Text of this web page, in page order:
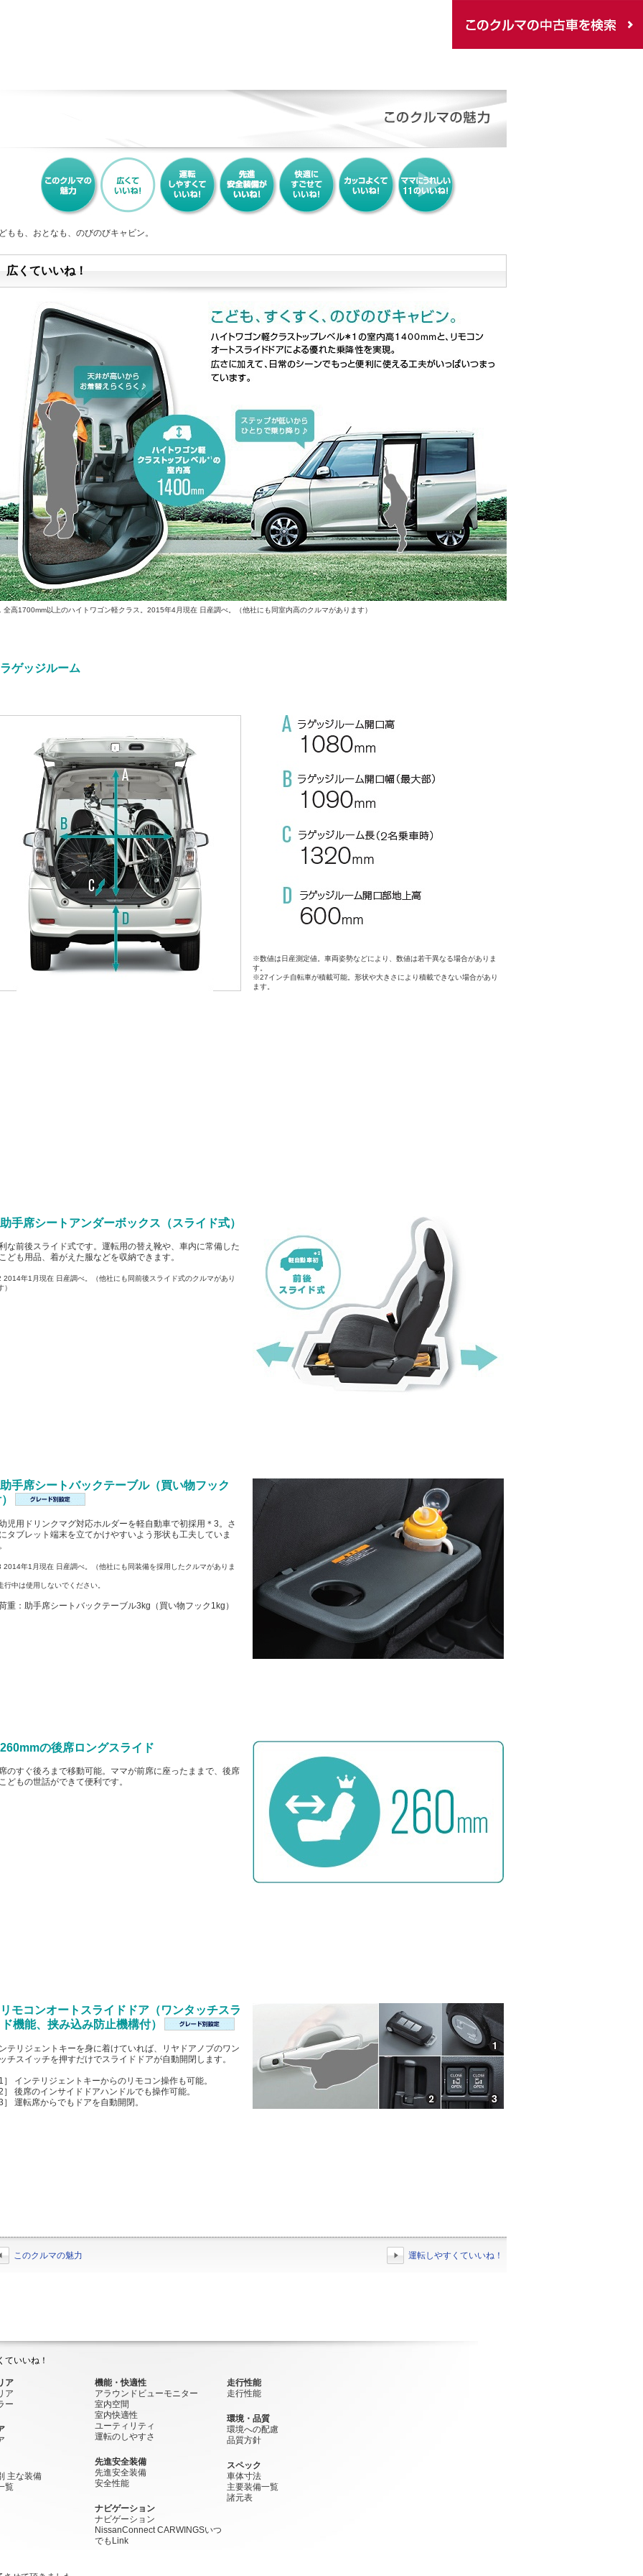
もも、おとなも、のびのびキャビン。
広くていいね！
全高1700mm以上のハイトワゴン軽クラス。2015年4月現在 日産調べ。（他社にも同室内高のクルマがあります）
ゲッジルーム
※数値は日産測定値。車両姿勢などにより、数値は若干異なる場合がありま
す。
※27インチ自転車が積載可能。形状や大きさにより積載できない場合があり
ます。
手席シートアンダーボックス（スライド式）
な前後スライド式です。運転用の替え靴や、車内に常備した
ども用品、着がえた服などを収納できます。
2014年1月現在 日産調べ。（他社にも同前後スライド式のクルマがあり
）
手席シートバックテーブル（買い物フック
児用ドリンクマグ対応ホルダーを軽自動車で初採用＊3。さ
タブレット端末を立てかけやすいよう形状も工夫していま
2014年1月現在 日産調べ。（他社にも同装備を採用したクルマがありま
中は使用しないでください。
重：助手席シートバックテーブル3kg（買い物フック1kg）
の後席ロングスライド
のすぐ後ろまで移動可能。ママが前席に座ったままで、後席
どもの世話ができて便利です。
モコンオートスライドドア（ワンタッチスラ
機能、挟み込み防止機構付）
テリジェントキーを身に着けていれば、リヤドアノブのワン
チスイッチを押すだけでスライドドアが自動開閉します。
］ インテリジェントキーからのリモコン操作も可能。
］ 後席のインサイドドアハンドルでも操作可能。
］ 運転席からでもドアを自動開閉。
このクルマの魅力 運転しやすくていいね！
ていいね！
ア
ア
ー
主な装備
覧
機能・快適性
アラウンドビューモニター
室内空間
室内快適性
ユーティリティ
運転のしやすさ
先進安全装備
先進安全装備
安全性能
ナビゲーション
ナビゲーション
NissanConnect CARWINGSいつ
でもLink
走行性能
走行性能
環境・品質
環境への配慮
品質方針
スペック
車体寸法
主要装備一覧
諸元表